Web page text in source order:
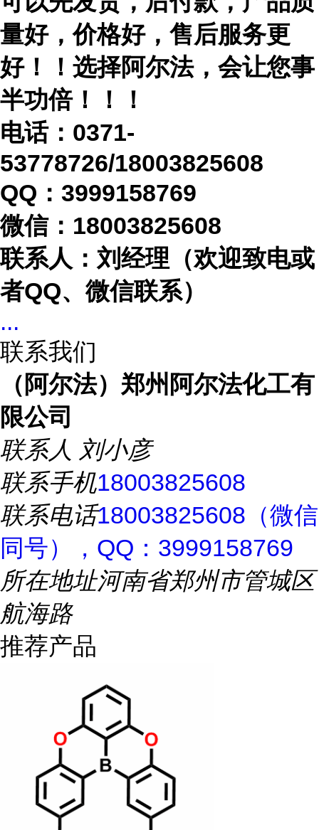
量好，价格好，售后服务更
好！！选择阿尔法，会让您事
半功倍！！！
电话： 0371-
53778726/18003825608
QQ：3999158769
微信： 18003825608
联系人：刘经理（欢迎致电或
者QQ、微信联系）
...
联系我们
（阿尔法）郑州阿尔法化工有
限公司
联系人 刘小彦
联系手机18003825608
联系电话18003825608（微信
同号），QQ：3999158769
所在地址河南省郑州市管城区
航海路
推荐产品